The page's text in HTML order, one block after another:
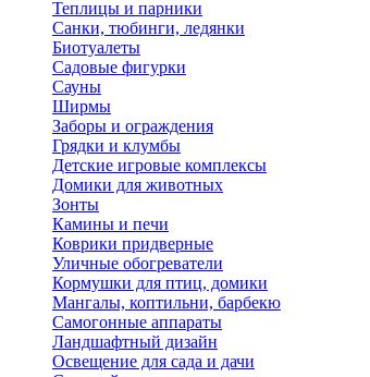
Теплицы и парники
Санки, тюбинги, ледянки
Биотуалеты
Садовые фигурки
Сауны
Ширмы
Заборы и ограждения
Грядки и клумбы
Детские игровые комплексы
Домики для животных
Зонты
Камины и печи
Коврики придверные
Уличные обогреватели
Кормушки для птиц, домики
Мангалы, коптильни, барбекю
Самогонные аппараты
Ландшафтный дизайн
Освещение для сада и дачи